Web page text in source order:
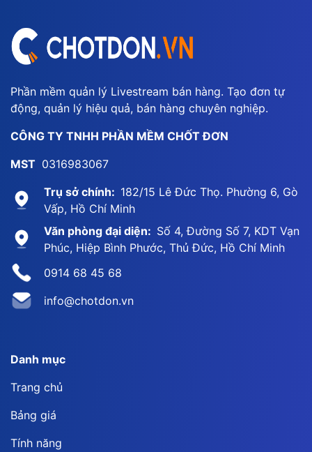
Phần mềm quản lý Livestream bán hàng. Tạo đơn tự
động, quản lý hiệu quả, bán hàng chuyên nghiệp.
CÔNG TY TNHH PHẦN MỀM CHỐT ĐƠN
MST 0316983067
Trụ sở chính: 182/15 Lê Đức Thọ. Phường 6, Gò
Vấp, Hồ Chí Minh
Văn phòng đại diện: Số 4, Đường Số 7, KDT Vạn
Phúc, Hiệp Bình Phước, Thủ Đức, Hồ Chí Minh
0914 68 45 68
info@chotdon.vn
Danh mục
Trang chủ
Bảng giá
Tính năng